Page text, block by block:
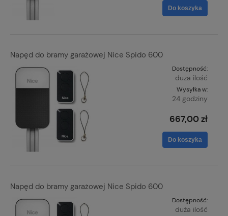
Do koszyka
Napęd do bramy garażowej Nice Spido 600
Dostępność:
duża ilość
Wysyłka w:
24 godziny
667,00 zł
Do koszyka
Napęd do bramy garażowej Nice Spido 600
Dostępność:
duża ilość